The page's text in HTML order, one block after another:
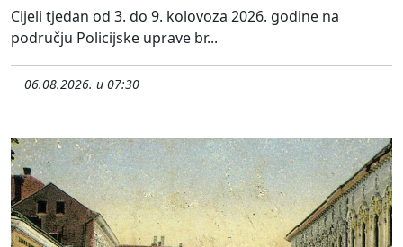
Cijeli tjedan od 3. do 9. kolovoza 2026. godine na
području Policijske uprave br...
06.08.2026. u 07:30